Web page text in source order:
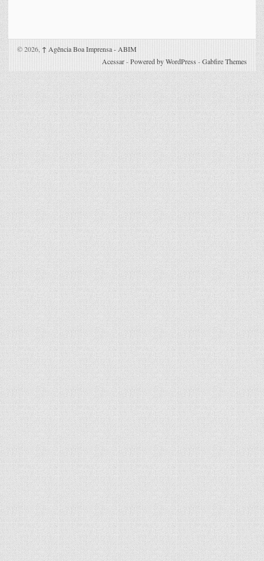
© 2026, ↑ Agência Boa Imprensa - ABIM
Acessar-Powered by WordPress -Gabfire Themes